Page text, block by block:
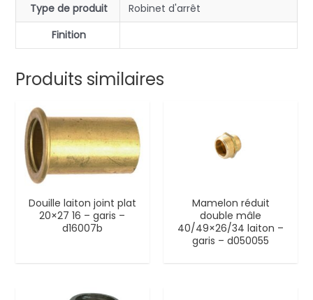
Type de produit
Robinet d'arrêt
Finition
Produits similaires
Douille laiton joint plat
20×27 16 – garis –
d16007b
Mamelon réduit
double mâle
40/49×26/34 laiton –
garis – d050055